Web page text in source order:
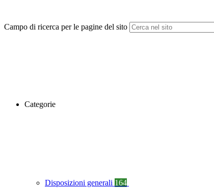
Campo di ricerca per le pagine del sito
Categorie
Disposizioni generali 164